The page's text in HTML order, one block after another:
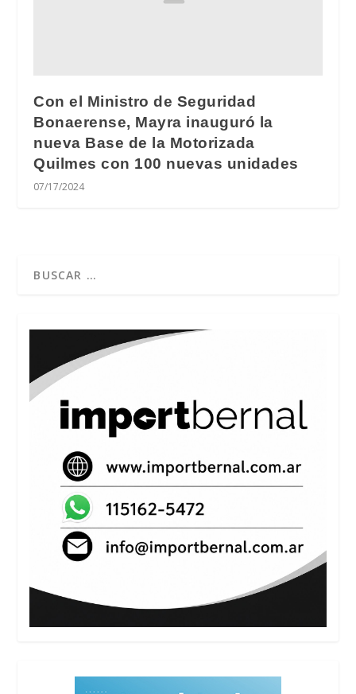
Con el Ministro de Seguridad
Bonaerense, Mayra inauguró la
nueva Base de la Motorizada
Quilmes con 100 nuevas unidades
07/17/2024